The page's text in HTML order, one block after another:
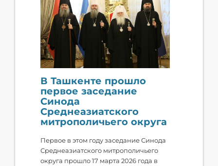
В Ташкенте прошло
первое заседание
Синода
Среднеазиатского
митрополичьего округа
Первое в этом году заседание Синода
Среднеазиатского митрополичьего
округа прошло 17 марта 2026 года в